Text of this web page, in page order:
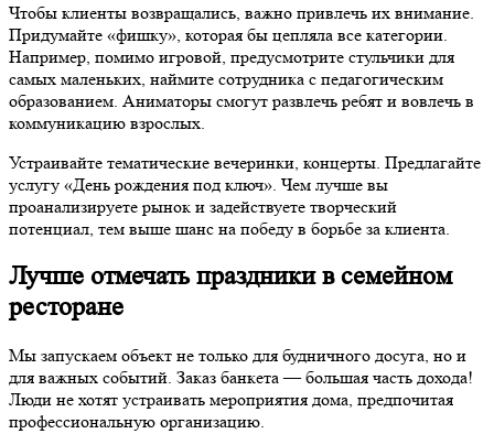
Чтобы клиенты возвращались, важно привлечь их внимание.
Придумайте «фишку», которая бы цепляла все категории.
Например , помимо игровой, предусмотрите стульчики для
самых маленьких, наймите сотрудника с педагогическим
образованием. Аниматоры смогут развлечь ребят и вовлечь в
коммуникацию взрослых.
Устраивайте тематические вечеринки, концерты. Предлагайте
услугу «День рождения под ключ». Чем лучше вы
проанализируете рынок и задействуете творческий
потенциал, тем выше шанс на победу в борьбе за клиента.
Лучше отмечать праздники в семейном
ресторане
Мы запускаем объект не только для будничного досуга, но и
для важных событий. Заказ банкета — большая часть дохода!
Люди не хотят устраивать мероприятия дома, предпочитая
профессиональную организацию.